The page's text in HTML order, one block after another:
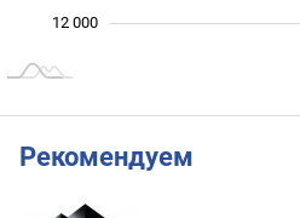
12 000
Рекомендуем